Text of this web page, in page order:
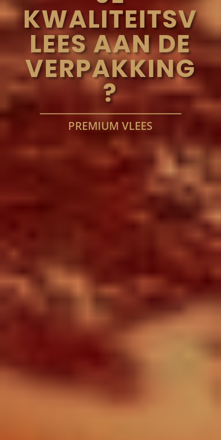
KWALITEITSV
LEES AAN DE
VERPAKKING
?
PREMIUM VLEES